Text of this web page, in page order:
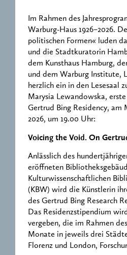
Im Rahmen des
Warburg-Haus 1926–2026.
politischen Formen« luden
und die Stadtkuratorin
dem Kunsthaus Hamburg,
und dem Warburg Institute,
herzlich ein in den Lesesaal
Marysia Lewandowska,
Gertrud Bing Residency, am
2026, um 19.00 Uhr:
Voicing the Void. On
Anlässlich des
eröffneten
Kulturwissenschaftlichen
(KBW) wird die Künstlerin
des Gertrud Bing Research
Das Residenzstipendium
vergeben, die im Rahmen
Monate in jeweils drei
Florenz und London,